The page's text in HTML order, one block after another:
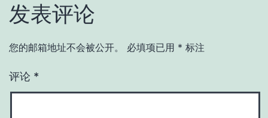
发表评论
您的邮箱地址不会被公开。 必填项已用 * 标注
评论 *